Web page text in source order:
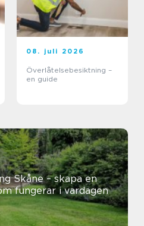
08. juli 2026
Överlåtelsebesiktning –
en guide
Skåne – skapa en
fungerar i vardagen